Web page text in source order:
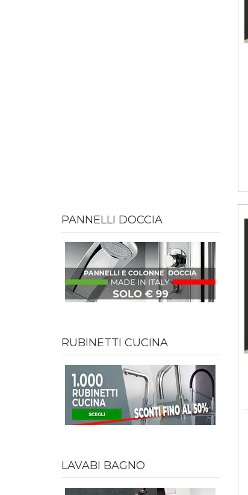
PANNELLI DOCCIA
RUBINETTI CUCINA
LAVABI BAGNO